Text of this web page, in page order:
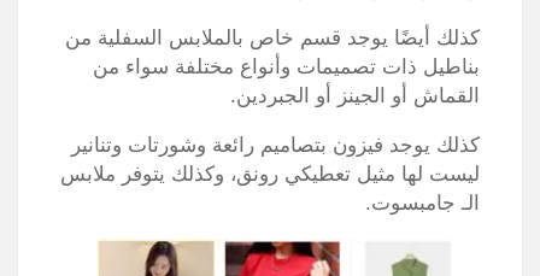
كذلك أيضًا يوجد قسم خاص بالملابس السفلية من
بناطيل ذات تصميمات وأنواع مختلفة سواء من
القماش أو الجينز أو الجبردين.
كذلك يوجد فيزون بتصاميم رائعة وشورتات وتنانير
ليست لها مثيل تعطيكي رونق، وكذلك يتوفر ملابس
الـ جامبسوت.